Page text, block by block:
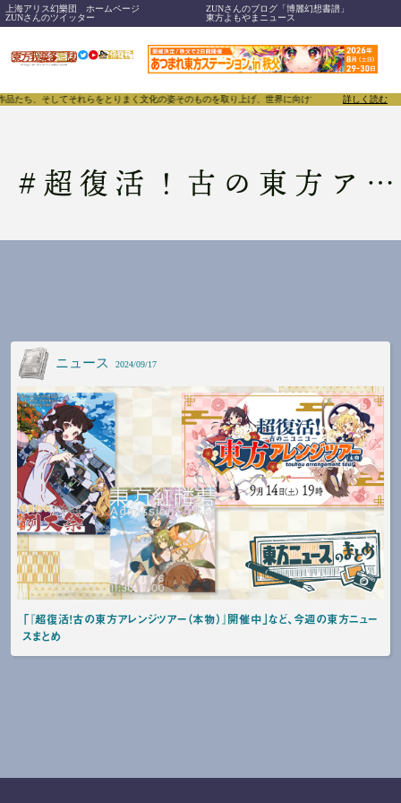
上海アリス幻樂団 ホームページ
ZUNさんのブログ「博麗幻想書譜」
ZUNさんのツイッター
東方よもやまニュース
、そしてそれらをとりまく文化の姿そのものを取り上げ、世界に向けて誇らしく発信する
詳しく読む
#超復活！古の東方アレンジツアー（本物）
ニュース 2024/09/17
「『超復活！古の東方アレンジツアー（本物）』開催中」など、今週の東方ニュー
スまとめ